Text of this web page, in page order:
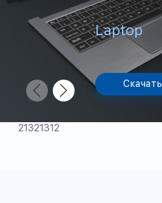
Laptop
Скачать
21321312